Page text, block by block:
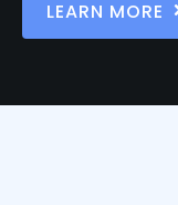
LEARN MORE